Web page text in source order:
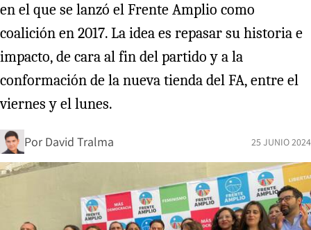
en el que se lanzó el Frente Amplio como
coalición en 2017. La idea es repasar su historia e
impacto, de cara al fin del partido y a la
conformación de la nueva tienda del FA, entre el
viernes y el lunes.
Por David Tralma 25 JUNIO 2024